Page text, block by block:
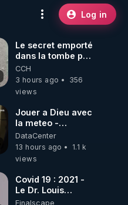
Log in
Le secret emporté
dans la tombe par
le Commandant
Cousteau le 25
juin 1997
CCH
3 hours ago
356
views
Jouer a Dieu avec
la meteo -
Citoicitoyen
DataCenter
13 hours ago
1.1 k
views
Covid 19 : 2021 -
Le Dr. Louis
Fouché renverse
Finalscape